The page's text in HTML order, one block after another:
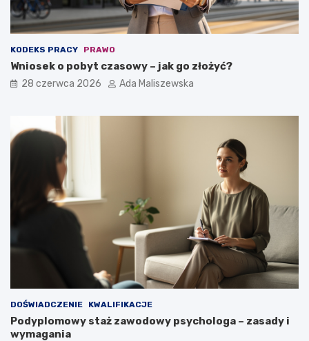
KODEKS PRACY PRAWO
Wniosek o pobyt czasowy – jak go złożyć?
28 czerwca 2026 Ada Maliszewska
DOŚWIADCZENIE KWALIFIKACJE
Podyplomowy staż zawodowy psychologa – zasady i
wymagania